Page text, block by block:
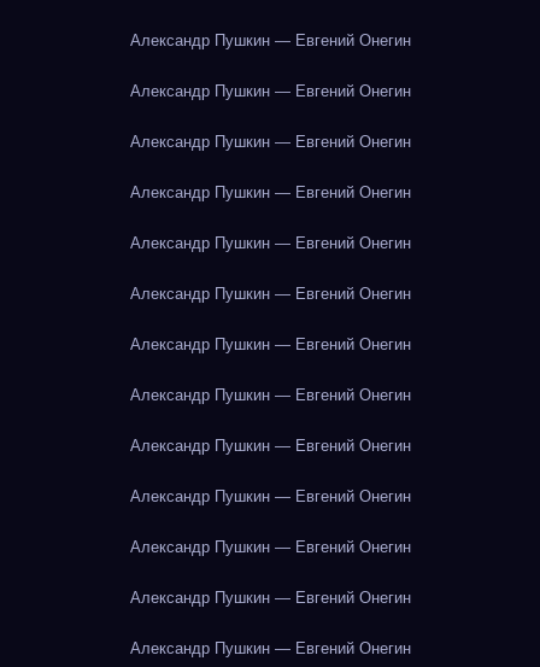
Александр Пушкин — Евгений Онегин
Александр Пушкин — Евгений Онегин
Александр Пушкин — Евгений Онегин
Александр Пушкин — Евгений Онегин
Александр Пушкин — Евгений Онегин
Александр Пушкин — Евгений Онегин
Александр Пушкин — Евгений Онегин
Александр Пушкин — Евгений Онегин
Александр Пушкин — Евгений Онегин
Александр Пушкин — Евгений Онегин
Александр Пушкин — Евгений Онегин
Александр Пушкин — Евгений Онегин
Александр Пушкин — Евгений Онегин